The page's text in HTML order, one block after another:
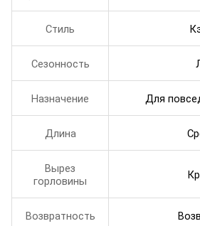
Стиль
Сезонность
Назначение Для
Длина
Вырез
горловины
Возвратность